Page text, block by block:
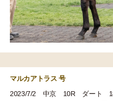
マルカアトラス 号
2023/7/2 中京 10R ダート